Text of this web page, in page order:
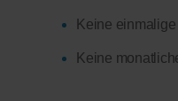
Keine
Keine